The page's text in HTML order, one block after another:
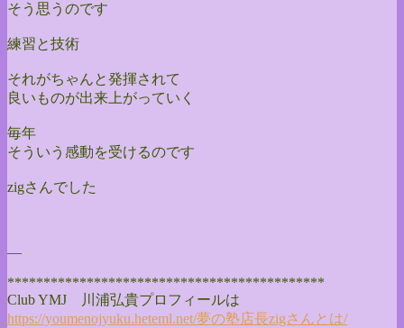
そう思うのです
練習と技術
それがちゃんと発揮されて
良いものが出来上がっていく
毎年
そういう感動を受けるのです
zigさんでした
—
********************************************
Club YMJ 川浦弘貴プロフィールは
https://youmenojyuku.heteml.net/夢の塾店長zigさんとは/